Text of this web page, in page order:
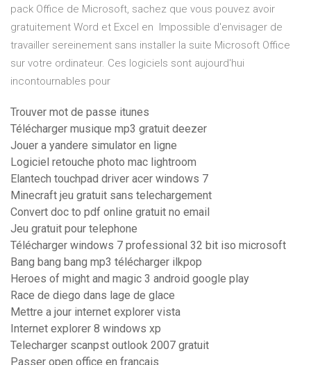
pack Office de Microsoft, sachez que vous pouvez avoir
gratuitement Word et Excel en Impossible d'envisager de
travailler sereinement sans installer la suite Microsoft Office
sur votre ordinateur. Ces logiciels sont aujourd'hui
incontournables pour
Trouver mot de passe itunes
Télécharger musique mp3 gratuit deezer
Jouer a yandere simulator en ligne
Logiciel retouche photo mac lightroom
Elantech touchpad driver acer windows 7
Minecraft jeu gratuit sans telechargement
Convert doc to pdf online gratuit no email
Jeu gratuit pour telephone
Télécharger windows 7 professional 32 bit iso microsoft
Bang bang bang mp3 télécharger ilkpop
Heroes of might and magic 3 android google play
Race de diego dans lage de glace
Mettre a jour internet explorer vista
Internet explorer 8 windows xp
Telecharger scanpst outlook 2007 gratuit
Passer open office en francais